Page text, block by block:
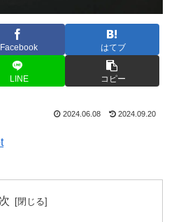
Facebook はてブ
LINE コピー
2024.06.08 2024.09.20